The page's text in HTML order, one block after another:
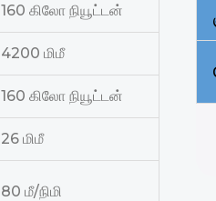
160 கிலோ நியூட்டன்
4200 மிமீ
160 கிலோ நியூட்டன்
26 மிமீ
80 மீ/நிமி